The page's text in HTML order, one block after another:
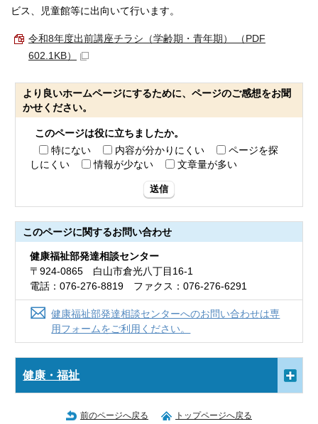
ビス、児童館等に出向いて行います。
令和8年度出前講座チラシ（学齢期・青年期） （PDF
602.1KB）
より良いホームページにするために、ページのご感想をお聞
かせください。
このページは役に立ちましたか。
特にない
内容が分かりにくい
ページを探
しにくい
情報が少ない 文章量が多い
送信
このページに関するお問い合わせ
健康福祉部発達相談センター
〒924-0865 白山市倉光八丁目16-1
電話：076-276-8819 ファクス：076-276-6291
健康福祉部発達相談センターへのお問い合わせは専
用フォームをご利用ください。
健康・福祉
前のページへ戻る トップページへ戻る